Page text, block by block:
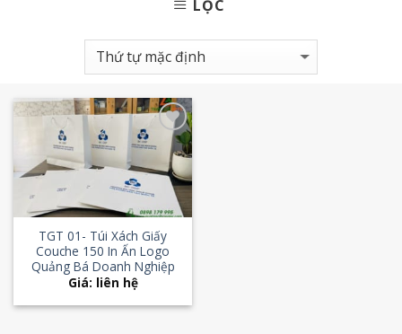
LỌC
Add to
Wishlist
TGT 01- Túi Xách Giấy
Couche 150 In Ấn Logo
Quảng Bá Doanh Nghiệp
Giá: liên hệ